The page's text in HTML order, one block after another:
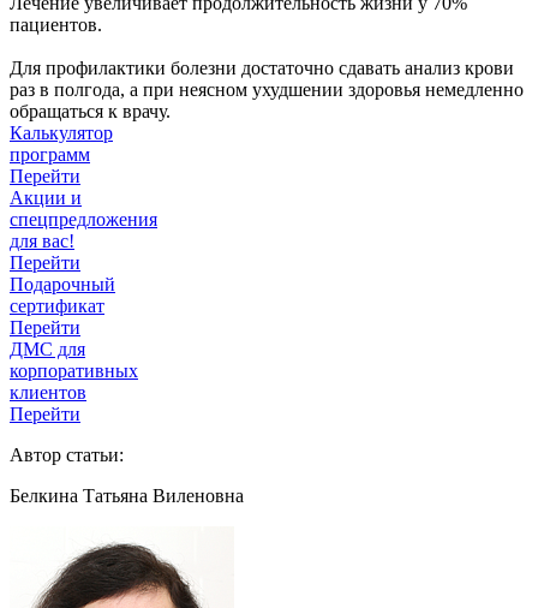
пациентов.
Для профилактики болезни достаточно сдавать анализ крови
раз в полгода, а при неясном ухудшении здоровья немедленно
обращаться к врачу.
Калькулятор
программ
Перейти
Акции и
спецпредложения
для вас!
Перейти
Подарочный
сертификат
Перейти
ДМС для
корпоративных
клиентов
Перейти
Автор статьи:
Белкина Татьяна Виленовна